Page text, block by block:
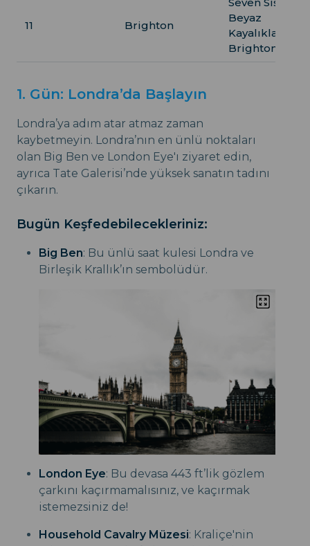
11 Brighton
Seven Sisters
Beyaz
Kayalıkları,
Brighton Plajı
1. Gün: Londra’da Başlayın
Londra’ya adım atar atmaz zaman
kaybetmeyin. Londra’nın en ünlü noktaları
olan Big Ben ve London Eye'ı ziyaret edin,
ayrıca Tate Galerisi’nde yüksek sanatın tadını
çıkarın.
Bugün Keşfedebilecekleriniz:
Big Ben: Bu ünlü saat kulesi Londra ve
Birleşik Krallık’ın sembolüdür.
London Eye: Bu devasa 443 ft’lik gözlem
çarkını kaçırmamalısınız, ve kaçırmak
istemezsiniz de!
Household Cavalry Müzesi: Kraliçe'nin